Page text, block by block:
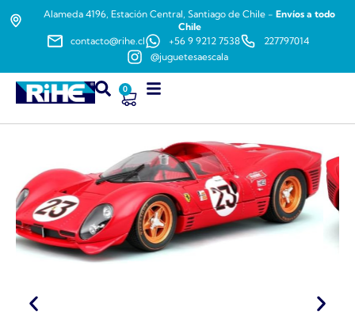
Alameda 4196, Estación Central, Santiago de Chile - Envíos a todo
Chile
contacto@rihe.cl
+56 9 9212 7538
227797014
@juguetesaescala
0